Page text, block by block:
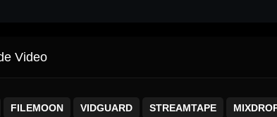
Video
FILEMOON VIDGUARD STREAMTAPE